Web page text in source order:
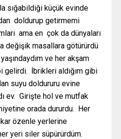
sığabildiği küçük evinde
doldurup getirmemi
ama en çok da dünyaları
değişik masallara götürürdü
ve her akşam
gelirdi. İbrikleri aldığım gibi
suyu doldururu evine
ev. Girişte hol ve mutfak
orada dururdu. Her
özenle yerlerine
yeri siler süpürürdüm.